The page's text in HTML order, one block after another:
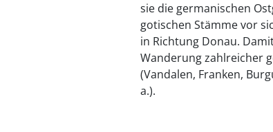
sie die germanischen
gotischen Stämme vor
in Richtung Donau.
Wanderung zahlreicher
(Vandalen, Franken,
a.).